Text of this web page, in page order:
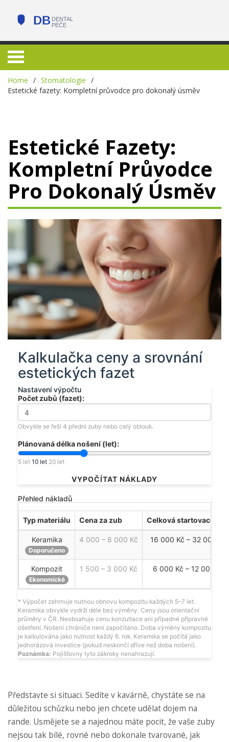
Home
Stomatologie
Estetické fazety: Kompletní průvodce pro dokonalý úsměv
Estetické Fazety:
Kompletní Průvodce
Pro Dokonalý Úsměv
Kalkulačka ceny a srovnání
estetických fazet
Nastavení výpočtu
Počet zubů (fazet):
Obvykle se řeší 4 přední zuby nebo celý oblouk.
Plánovaná délka nošení (let):
5 let 10 let 20 let
VYPOČÍTAT NÁKLADY
Přehled nákladů
Typ materiálu Cena za zub Celková startovací
Keramika
Doporučeno
4 000 – 8 000 Kč 16 000 Kč – 32 000 Kč
Kompozit
Ekonomické
1 500 – 3 000 Kč 6 000 Kč – 12 000 Kč
* Výpočet zahrnuje nutnou obnovu kompozitu každých 5–7 let.
Keramika obvykle vydrží déle bez výměny. Ceny jsou orientační
průměry v ČR. Neobsahuje cenu konzultace ani případné přípravné
ošetření. Nošení chrániče není započítáno. Doba výměny kompozitu
je kalkulována jako nutnost každý 6. rok. Keramika se počítá jako
jednorázová investice (pokud neskončí dříve než doba nošení).
Poznámka: Pojišťovny tyto zákroky nenahrazují.
Představte si situaci. Sedíte v kavárně, chystáte se na
důležitou schůzku nebo jen chcete udělat dojem na
rande. Usmějete se a najednou máte pocit, že vaše zuby
nejsou tak bílé, rovné nebo dokonale tvarované, jak